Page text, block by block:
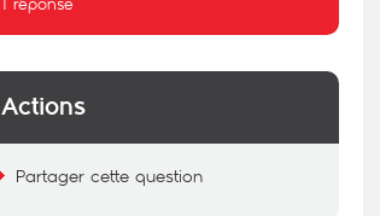
Actions
Partager cette question